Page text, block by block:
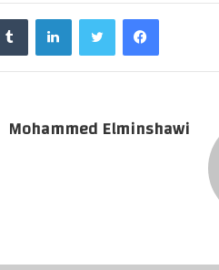
فيسبوك لينكدإن
Mohammed Elminshawi